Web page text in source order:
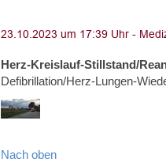
Herz-Kreislauf-Stillstand/
Defibrillation/Herz-Lungen-
Nach oben